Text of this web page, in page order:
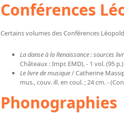
Conférences
Certains volumes des Conférences
La danse à la Renaissance : sources
Châteaux : Impr. EMD). - 1 vol. (95
Le livre de musique/ Catherine
mus., couv. ill. en coul. ; 24 cm. -
Phonographies